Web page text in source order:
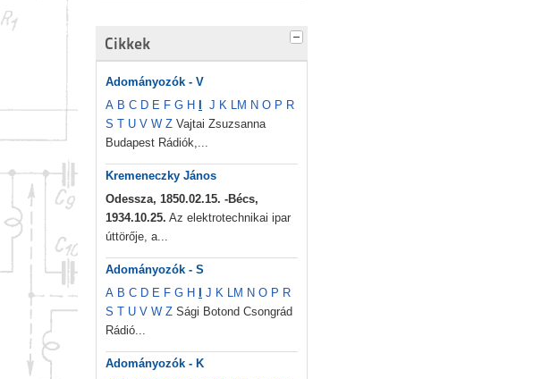
Cikkek
Adományozók - V
A B C D E F G H J K LM N O P R
S T U V W Z Vajtai Zsuzsanna
Budapest Rádiók,...
Kremeneczky János
Odessza, 1850.02.15. -Bécs,
1934.10.25. Az elektrotechnikai ipar
úttörője, a...
Adományozók - S
A B C D E F G H J K LM N O P R
S T U V W Z Sági Botond Csongrád
Rádió...
Adományozók - K